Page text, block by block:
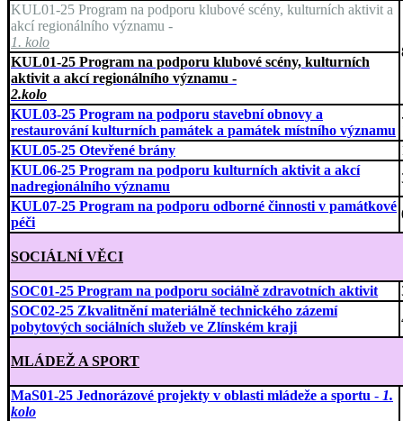
KUL01-25 Program na podporu klubové scény, kulturních aktivit a
akcí regionálního významu -
1. kolo
KUL01-25 Program na podporu klubové scény, kulturních
aktivit a akcí regionálního významu -
2.kolo
KUL03-25 Program na podporu stavební obnovy a
restaurování kulturních památek a památek místního významu
KUL05-25 Otevřené brány
KUL06-25 Program na podporu kulturních aktivit a akcí
nadregionálního významu
KUL07-25 Program na podporu odborné činnosti v památkové
péči
SOCIÁLNÍ VĚCI
SOC01-25 Program na podporu sociálně zdravotních aktivit
SOC02-25 Zkvalitnění materiálně technického zázemí
pobytových sociálních služeb ve Zlínském kraji
MLÁDEŽ A SPORT
MaS01-25 Jednorázové projekty v oblasti mládeže a sportu - 1.
kolo